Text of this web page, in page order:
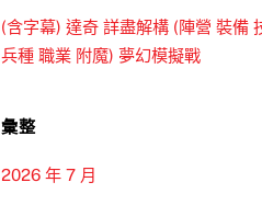
(含字幕) 達奇 詳盡解構 (陣營 裝備
兵種 職業 附魔) 夢幻模擬戰
彙整
2026 年 7 月